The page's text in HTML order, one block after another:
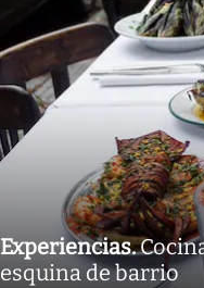
Experiencias.
esquina de barrio